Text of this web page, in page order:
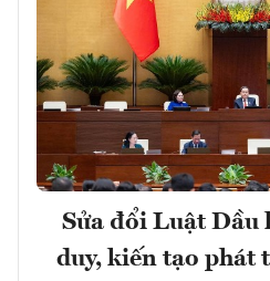
Sửa đổi Luật
duy, kiến tạo phát